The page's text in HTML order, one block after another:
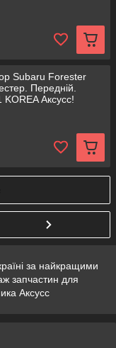
Subaru Forester
Передній.
Аксусс!
за найкращими
запчастин для
Аксусс